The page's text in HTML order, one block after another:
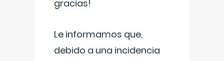
gracias!
Le informamos que,
debido a una incidencia